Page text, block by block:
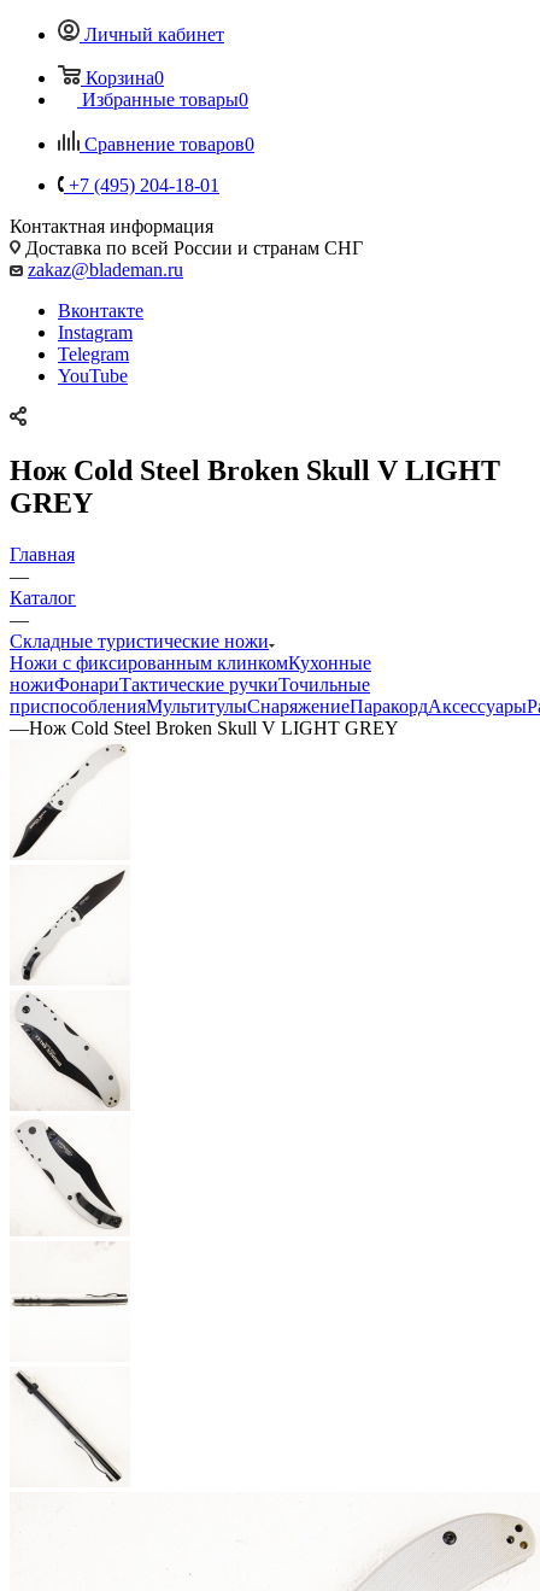
Личный кабинет
Корзина0
Избранные товары0
Сравнение товаров0
+7 (495) 204-18-01
Контактная информация
Доставка по всей России и странам СНГ
zakaz@blademan.ru
Вконтакте
Instagram
Telegram
YouTube
Нож Cold Steel Broken Skull V LIGHT
GREY
Главная
—
Каталог
—
Складные туристические ножи
Ножи с фиксированным клинкомКухонные
ножиФонариТактические ручкиТочильные
приспособленияМультитулыСнаряжениеПаракордАксессуары
—Нож Cold Steel Broken Skull V LIGHT GREY